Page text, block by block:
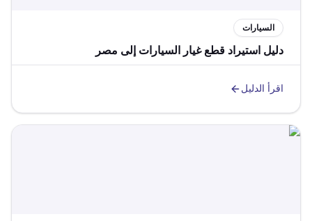
السيارات
دليل استيراد قطع غيار السيارات إلى مصر
اقرأ الدليل